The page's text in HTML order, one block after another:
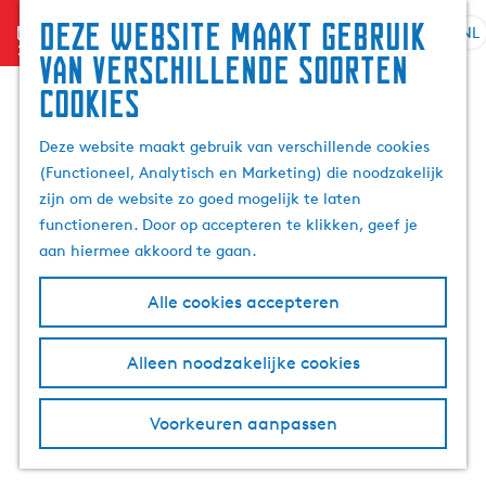
Deze website maakt gebruik
van verschillende soorten
cookies
Deze website maakt gebruik van verschillende cookies
(Functioneel, Analytisch en Marketing) die noodzakelijk
zijn om de website zo goed mogelijk te laten
functioneren. Door op accepteren te klikken, geef je
aan hiermee akkoord te gaan.
Alle cookies accepteren
Alleen noodzakelijke cookies
Voorkeuren aanpassen
menu
G
a
n
a
a
r
d
e
h
o
e
a
&
boek
S
NL